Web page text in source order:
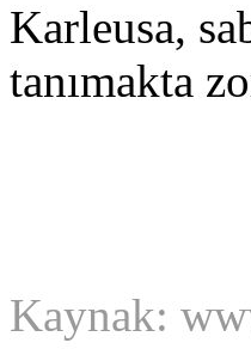
Karleusa,
tanımakta
Kaynak: